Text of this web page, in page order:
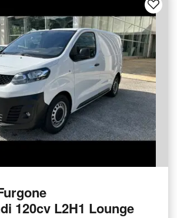
120cv L2H1 Lounge